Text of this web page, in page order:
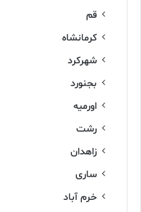
قم
کرمانشاه
شهرکرد
بجنورد
اورمیه
رشت
زاهدان
ساری
خرم آباد